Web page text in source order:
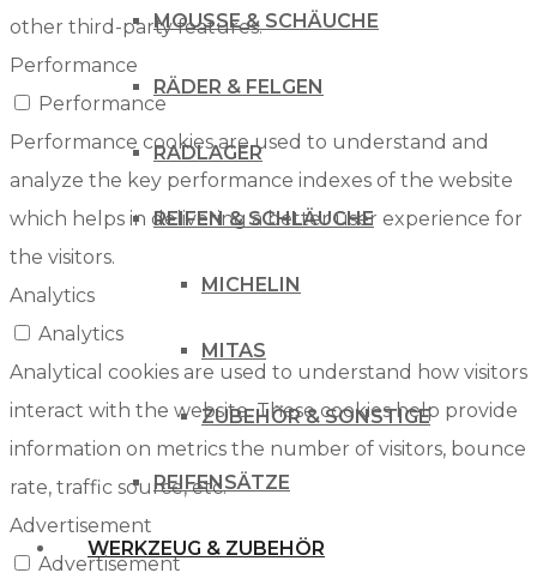
MOUSSE & SCHÄUCHE
RÄDER & FELGEN
RADLAGER
REIFEN & SCHLÄUCHE
MICHELIN
MITAS
ZUBEHÖR & SONSTIGE
REIFENSÄTZE
WERKZEUG & ZUBEHÖR
other third-party features.
Performance
Performance
Performance cookies are used to understand and
analyze the key performance indexes of the website
which helps in delivering a better user experience for
the visitors.
Analytics
Analytics
Analytical cookies are used to understand how visitors
interact with the website. These cookies help provide
information on metrics the number of visitors, bounce
rate, traffic source, etc.
Advertisement
Advertisement